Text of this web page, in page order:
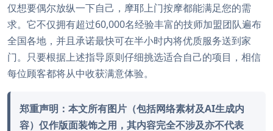
仅想要偶尔放纵一下自己，摩耶上门按摩都能满足您的需
求。它不仅拥有超过60,000名经验丰富的技师加盟团队遍布
全国各地，并且承诺最快可在半小时内将优质服务送到家
门。只要根据上述指导原则仔细挑选适合自己的项目，相信
每位顾客都将从中收获满意体验。
郑重声明：本文所有图片（包括网络素材及AI生成内
容）仅作版面装饰之用，其内容完全不涉及亦不代表